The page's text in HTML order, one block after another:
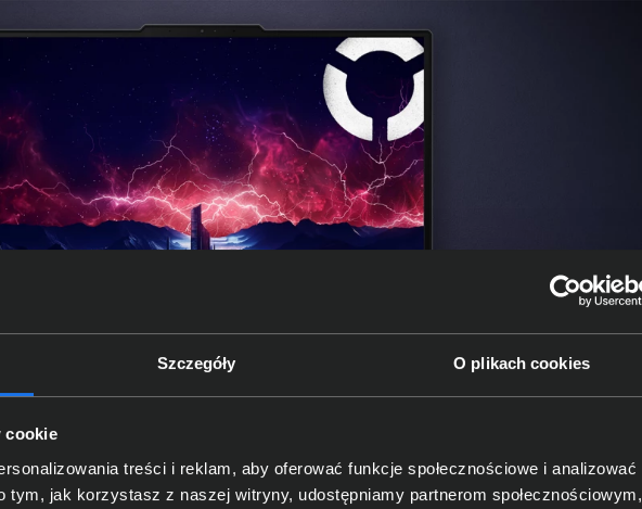
Szczegóły O plikach cookies
cookie
treści i reklam, aby oferować funkcje społecznościowe i analizować
tym, jak korzystasz z naszej witryny, udostępniamy partnerom społecznościowym,